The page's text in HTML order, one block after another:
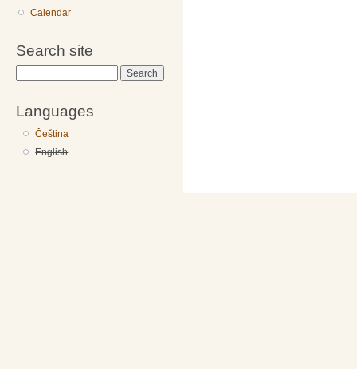
Calendar
Search site
Languages
Čeština
English